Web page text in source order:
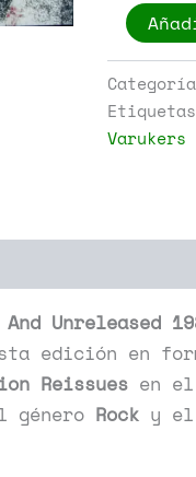
The
Varukers
-
Vintage
Varukers
(Rare
And
Varukers
Unreleased
edición en
Reissues en
género Rock y